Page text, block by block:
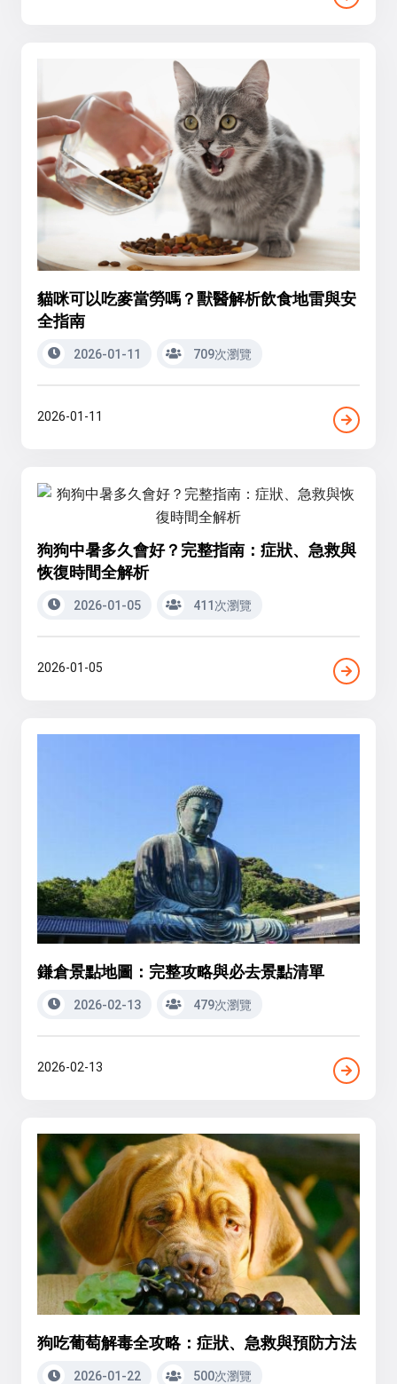
貓咪可以吃麥當勞嗎？獸醫解析飲食地雷與安
全指南
2026-01-11 709次瀏覽
2026-01-11
狗狗中暑多久會好？完整指南：症狀、急救與
恢復時間全解析
2026-01-05 411次瀏覽
2026-01-05
鎌倉景點地圖：完整攻略與必去景點清單
2026-02-13 479次瀏覽
2026-02-13
狗吃葡萄解毒全攻略：症狀、急救與預防方法
2026-01-22 500次瀏覽